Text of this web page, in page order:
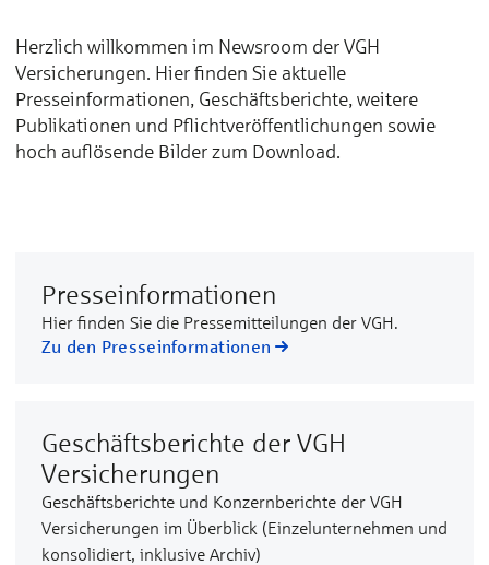
Herzlich willkommen im Newsroom der VGH
Versicherungen. Hier finden Sie aktuelle
Presseinformationen, Geschäftsberichte, weitere
Publikationen und Pflichtveröffentlichungen sowie
hoch auflösende Bilder zum Download.
Presseinformationen
Hier finden Sie die Pressemitteilungen der VGH.
Zu den Presseinformationen
Geschäftsberichte der VGH
Versicherungen
Geschäftsberichte und Konzernberichte der VGH
Versicherungen im Überblick (Einzelunternehmen und
konsolidiert, inklusive Archiv)